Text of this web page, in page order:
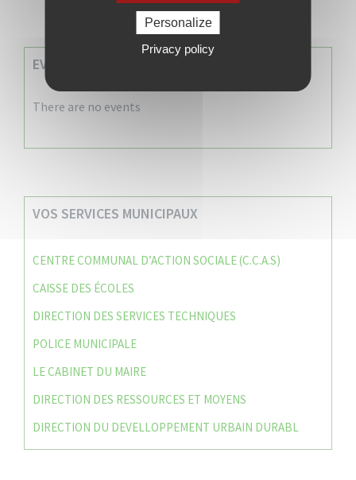
EVENEMENTS A VENIR
There are no events
VOS SERVICES MUNICIPAUX
CENTRE COMMUNAL D’ACTION SOCIALE (C.C.A.S)
CAISSE DES ÉCOLES
DIRECTION DES SERVICES TECHNIQUES
POLICE MUNICIPALE
LE CABINET DU MAIRE
DIRECTION DES RESSOURCES ET MOYENS
DIRECTION DU DEVELLOPPEMENT URBAIN DURABL
Personalize
Privacy policy